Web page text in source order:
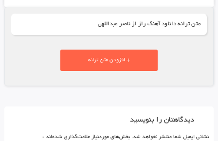
متن ترانه دانلود آهنگ راز از ناصر عبداللهی
+ افزودن متن ترانه
دیدگاهتان را بنویسید
نشانی ایمیل شما منتشر نخواهد شد. بخش‌های موردنیاز علامت‌گذاری شده‌اند *